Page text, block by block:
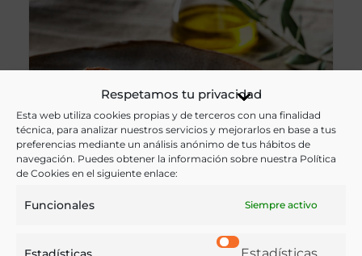
Respetamos tu privacidad
Esta web utiliza cookies propias y de terceros con una finalidad
técnica, para analizar nuestros servicios y mejorarlos en base a tus
preferencias mediante un análisis anónimo de tus hábitos de
navegación. Puedes obtener la información sobre nuestra Política
de Cookies en el siguiente enlace:
Funcionales Siempre activo
ESTOFADO DE TERNERA